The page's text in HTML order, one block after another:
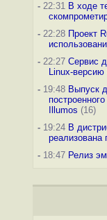
-22:31 В ходе
-22:28 Проект
-22:27 Сервис
Linux-
-19:48 Выпуск
Illumos (16)
-19:24 В
реализована
-18:47 Релиз